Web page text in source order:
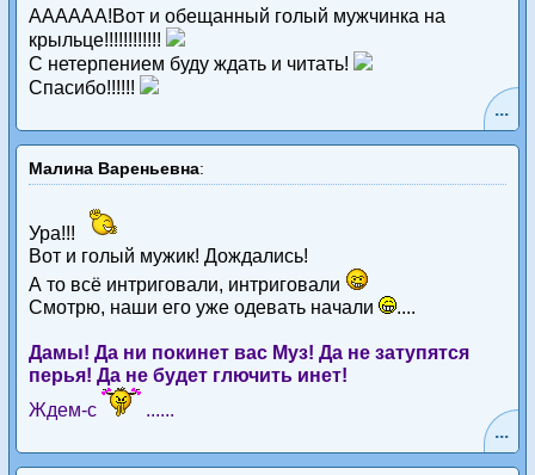
АААААА!Вот и обещанный голый мужчинка на
крыльце!!!!!!!!!!!!
С нетерпением буду ждать и читать!
Спасибо!!!!!!
...
Малина Вареньевна:
Ура!!!
Вот и голый мужик! Дождались!
А то всё интриговали, интриговали
Смотрю, наши его уже одевать начали
....
Дамы! Да ни покинет вас Муз! Да не затупятся
перья! Да не будет глючить инет!
Ждем-с
......
...